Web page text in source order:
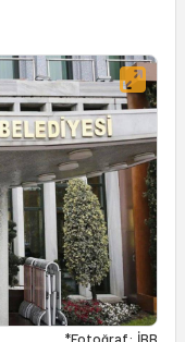
*Fotoğraf: İBB